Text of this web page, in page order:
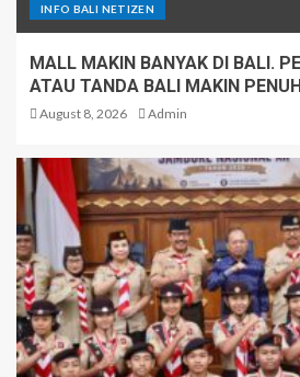
INFO BALI NETIZEN
MALL MAKIN BANYAK DI BALI.
ATAU TANDA BALI MAKIN
August 8, 2026 Admin